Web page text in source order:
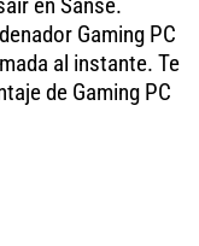
Gaming PC
al instante. Te
de Gaming PC